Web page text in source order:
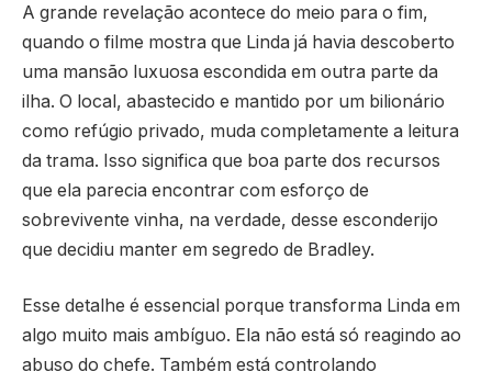
A grande revelação acontece do meio para o fim,
quando o filme mostra que Linda já havia descoberto
uma mansão luxuosa escondida em outra parte da
ilha. O local, abastecido e mantido por um bilionário
como refúgio privado, muda completamente a leitura
da trama. Isso significa que boa parte dos recursos
que ela parecia encontrar com esforço de
sobrevivente vinha, na verdade, desse esconderijo
que decidiu manter em segredo de Bradley.
Esse detalhe é essencial porque transforma Linda em
algo muito mais ambíguo. Ela não está só reagindo ao
abuso do chefe. Também está controlando